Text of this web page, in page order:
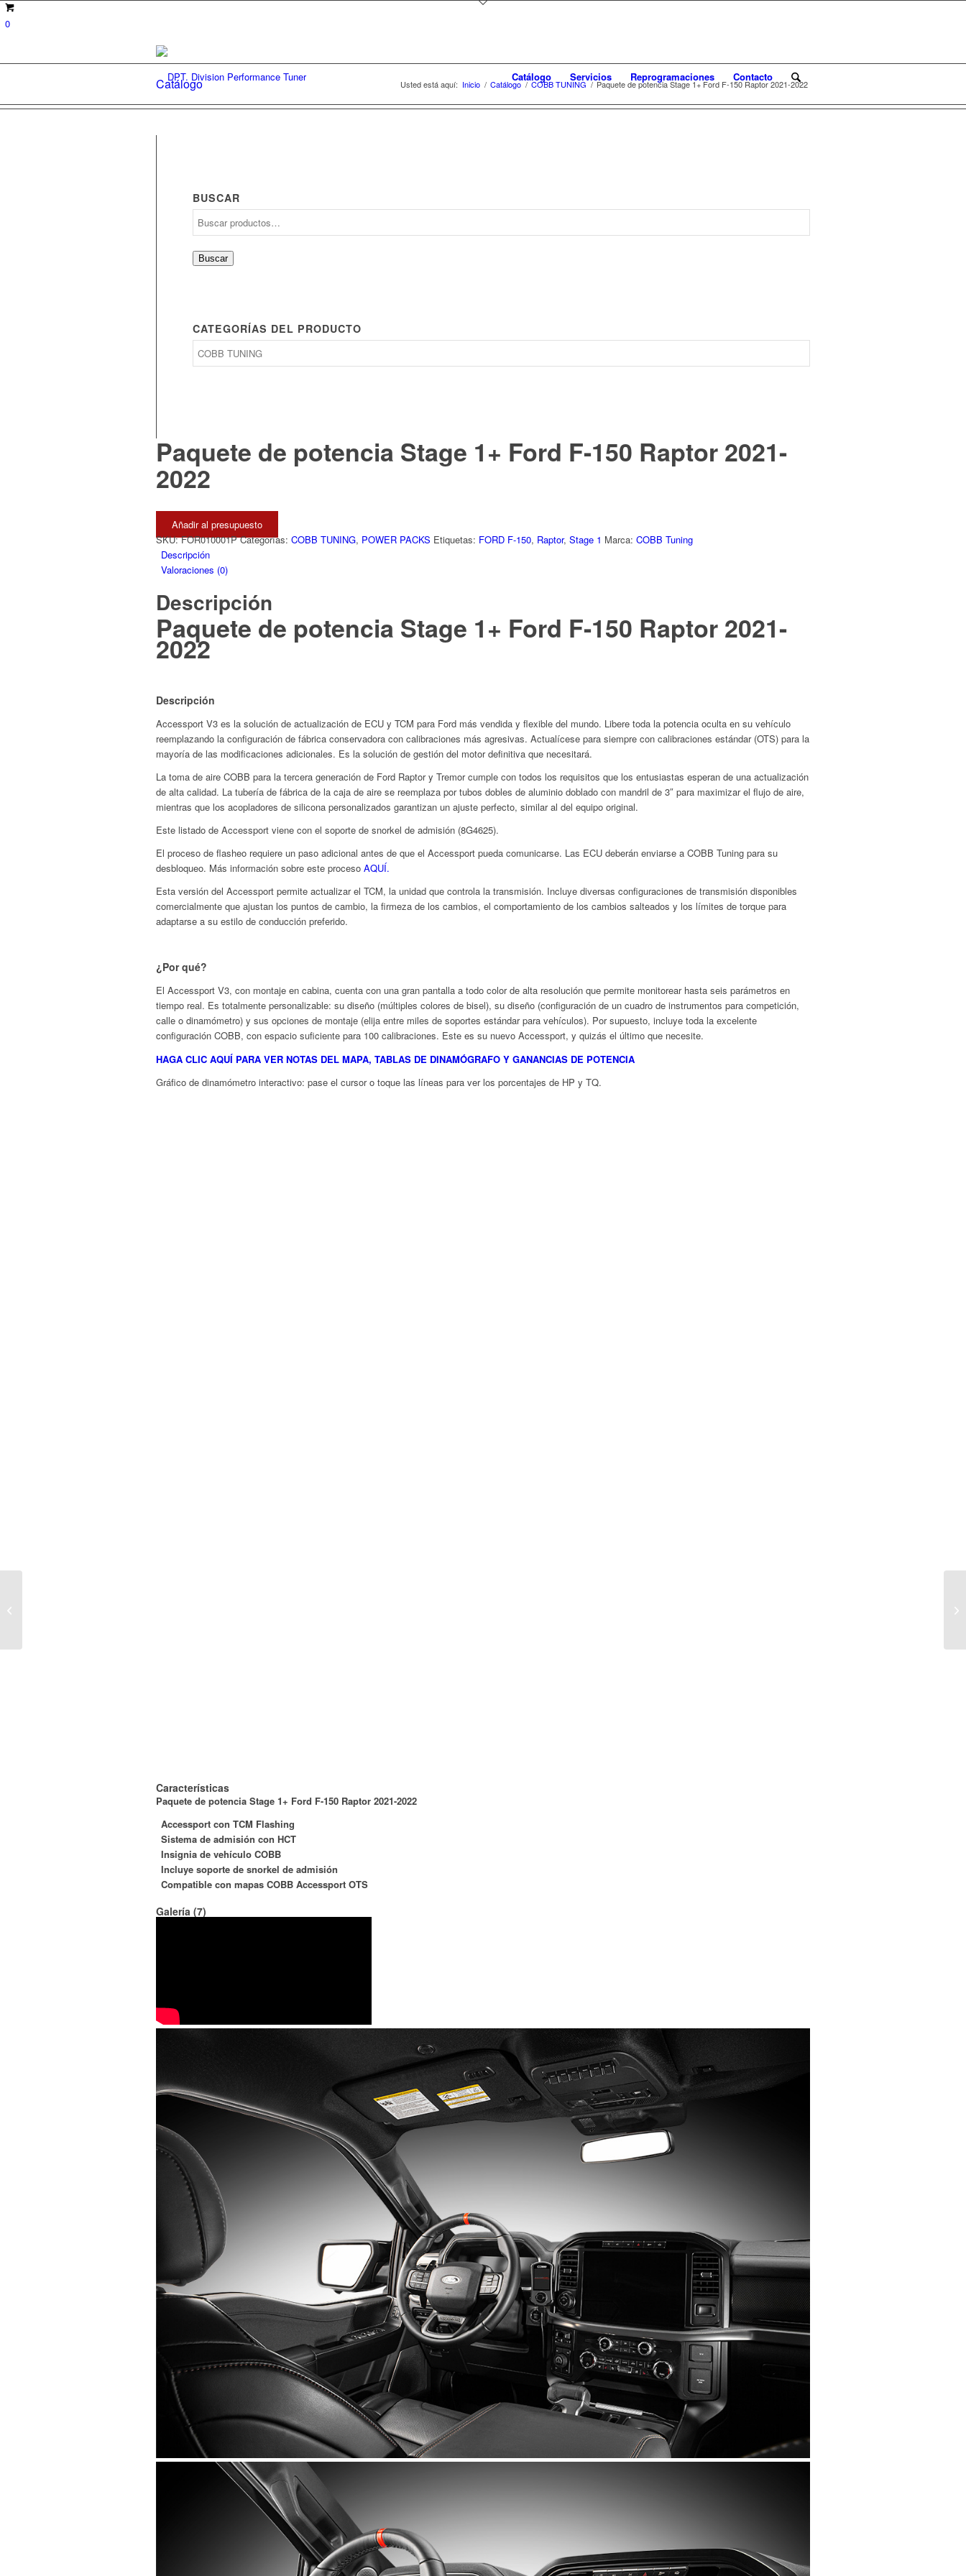
0
Catálogo Servicios Reprogramaciones Contacto
Catálogo Usted está aquí: Inicio / Catálogo / COBB TUNING / Paquete de potencia Stage 1+ Ford F-150 Raptor 2021-2022
BUSCAR
Buscar
CATEGORÍAS DEL PRODUCTO
Paquete de potencia Stage 1+ Ford F-150 Raptor 2021-
2022
Añadir al presupuesto
SKU:FOR010001P Categorías: COBB TUNING, POWER PACKS Etiquetas: FORD F-150, Raptor, Stage 1 Marca: COBB Tuning
Descripción
Valoraciones (0)
Descripción
Paquete de potencia Stage 1+ Ford F-150 Raptor 2021-
2022
Descripción
Accessport V3 es la solución de actualización de ECU y TCM para Ford más vendida y flexible del mundo. Libere toda la potencia oculta en su vehículo
reemplazando la configuración de fábrica conservadora con calibraciones más agresivas. Actualícese para siempre con calibraciones estándar (OTS) para la
mayoría de las modificaciones adicionales. Es la solución de gestión del motor definitiva que necesitará.
La toma de aire COBB para la tercera generación de Ford Raptor y Tremor cumple con todos los requisitos que los entusiastas esperan de una actualización
de alta calidad. La tubería de fábrica de la caja de aire se reemplaza por tubos dobles de aluminio doblado con mandril de 3″ para maximizar el flujo de aire,
mientras que los acopladores de silicona personalizados garantizan un ajuste perfecto, similar al del equipo original.
Este listado de Accessport viene con el soporte de snorkel de admisión (8G4625).
El proceso de flasheo requiere un paso adicional antes de que el Accessport pueda comunicarse. Las ECU deberán enviarse a COBB Tuning para su
desbloqueo. Más información sobre este proceso AQUÍ.
Esta versión del Accessport permite actualizar el TCM, la unidad que controla la transmisión. Incluye diversas configuraciones de transmisión disponibles
comercialmente que ajustan los puntos de cambio, la firmeza de los cambios, el comportamiento de los cambios salteados y los límites de torque para
adaptarse a su estilo de conducción preferido.
¿Por qué?
El Accessport V3, con montaje en cabina, cuenta con una gran pantalla a todo color de alta resolución que permite monitorear hasta seis parámetros en
tiempo real. Es totalmente personalizable: su diseño (múltiples colores de bisel), su diseño (configuración de un cuadro de instrumentos para competición,
calle o dinamómetro) y sus opciones de montaje (elija entre miles de soportes estándar para vehículos). Por supuesto, incluye toda la excelente
configuración COBB, con espacio suficiente para 100 calibraciones. Este es su nuevo Accessport, y quizás el último que necesite.
HAGA CLIC AQUÍ PARA VER NOTAS DEL MAPA, TABLAS DE DINAMÓGRAFO Y GANANCIAS DE POTENCIA
Gráfico de dinamómetro interactivo: pase el cursor o toque las líneas para ver los porcentajes de HP y TQ.
Características
Paquete de potencia Stage 1+ Ford F-150 Raptor 2021-2022
Accessport con TCM Flashing
Sistema de admisión con HCT
Insignia de vehículo COBB
Incluye soporte de snorkel de admisión
Compatible con mapas COBB Accessport OTS
Galería (7)